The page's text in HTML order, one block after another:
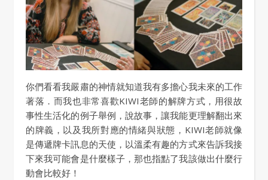
你們看看我嚴肅的神情就知道我有多擔心我未來的工作
著落．而我也非常喜歡KIWI老師的解牌方式，用很故
事性生活化的例子舉例，說故事，讓我能更理解翻出來
的牌義，以及我所對應的情緒與狀態，KIWI老師就像
是傳遞牌卡訊息的天使，以溫柔有趣的方式來告訴我接
下來我可能會是什麼樣子，那也指點了我該做出什麼行
動會比較好！